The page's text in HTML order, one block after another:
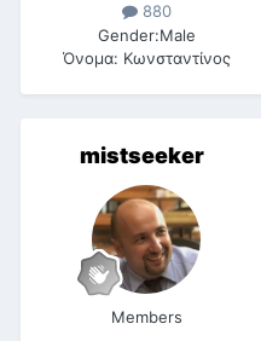
880
Gender:Male
Όνομα: Κωνσταντίνος
mistseeker
Members